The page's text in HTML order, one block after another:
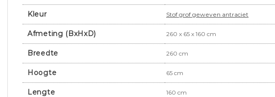
Kleur Stof grof geweven antraciet
Afmeting (BxHxD) 260 x 65 x 160 cm
Breedte 260 cm
Hoogte 65 cm
Lengte 160 cm